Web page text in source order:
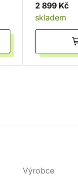
2 899 Kč
skladem
Výrobce